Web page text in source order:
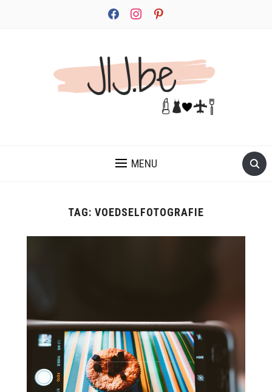
facebookinstagrampinterest
MENU
TAG: VOEDSELFOTOGRAFIE